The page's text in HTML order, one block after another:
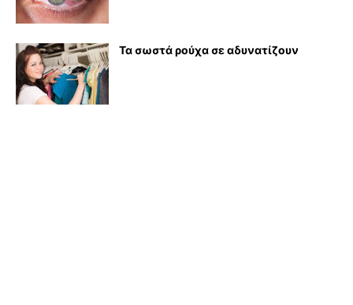
Τα σωστά ρούχα σε αδυνατίζουν